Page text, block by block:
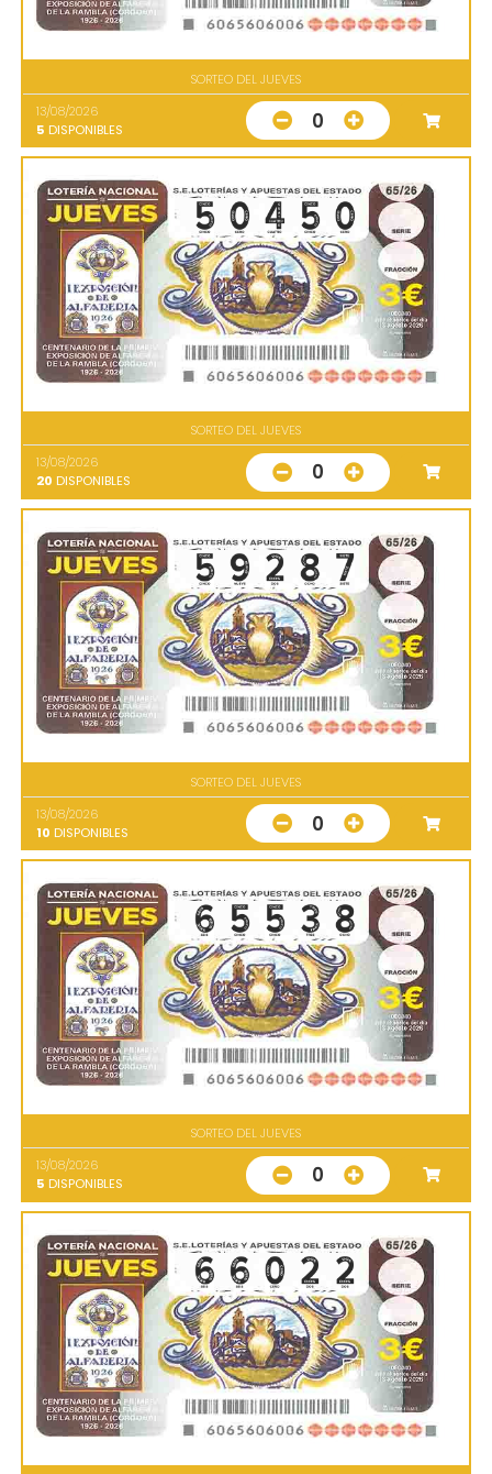
SORTEO DEL JUEVES
13/08/2026
5 DISPONIBLES 0
SORTEO DEL JUEVES
13/08/2026
20 DISPONIBLES 0
SORTEO DEL JUEVES
13/08/2026
10 DISPONIBLES 0
SORTEO DEL JUEVES
13/08/2026
5 DISPONIBLES 0